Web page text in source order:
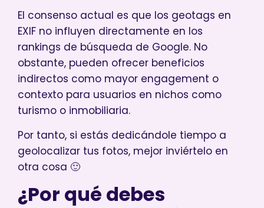
El consenso actual es que los geotags en
EXIF no influyen directamente en los
rankings de búsqueda de Google. No
obstante, pueden ofrecer beneficios
indirectos como mayor engagement o
contexto para usuarios en nichos como
turismo o inmobiliaria.
Por tanto, si estás dedicándole tiempo a
geolocalizar tus fotos, mejor inviértelo en
otra cosa 🙂
¿Por qué debes